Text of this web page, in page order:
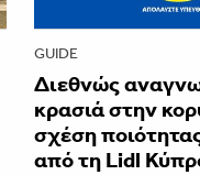
GUIDE
Διεθνώς
κρασιά στην
σχέση
από τη Lidl